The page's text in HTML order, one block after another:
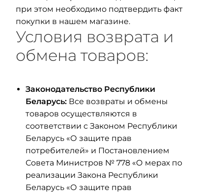
при этом необходимо подтвердить факт
покупки в нашем магазине.
Условия возврата и
обмена товаров:
Законодательство Республики
Беларусь: Все возвраты и обмены
товаров осуществляются в
соответствии с Законом Республики
Беларусь «О защите прав
потребителей» и Постановлением
Совета Министров № 778 «О мерах по
реализации Закона Республики
Беларусь «О защите прав